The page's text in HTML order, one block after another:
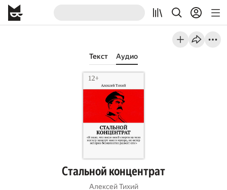
Текст Аудио
Стальной концентрат
Алексей Тихий